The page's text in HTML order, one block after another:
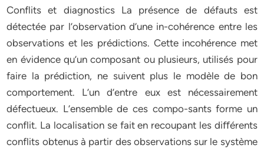
Conflits et diagnostics La présence de défauts est
détectée par l’observation d’une in-cohérence entre les
observations et les prédictions. Cette incohérence met
en évidence qu’un composant ou plusieurs, utilisés pour
faire la prédiction, ne suivent plus le modèle de bon
comportement. L’un d’entre eux est nécessairement
défectueux. L’ensemble de ces compo-sants forme un
conflit. La localisation se fait en recoupant les diﬀérents
conflits obtenus à partir des observations sur le système